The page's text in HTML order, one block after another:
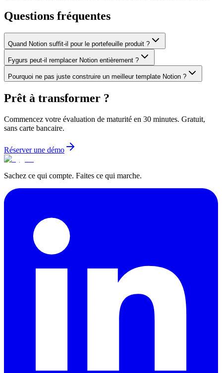
Questions fréquentes
Quand Notion suffit-il pour le portefeuille produit ?
Fygurs peut-il remplacer Notion entièrement ?
Pourquoi ne pas juste construire un meilleur template Notion ?
Prêt à transformer ?
Commencez votre évaluation de maturité en 30 minutes. Gratuit,
sans carte bancaire.
Réserver une démo
Sachez ce qui compte. Faites ce qui marche.